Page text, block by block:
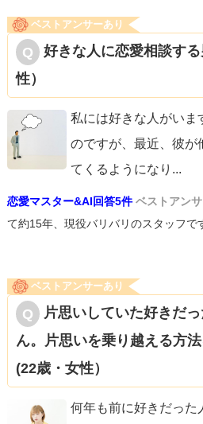
ベストアンサーあり
好きな人に恋愛相談す
性）
私には好きな人がいま
のですが、最近、彼が
てくるようになり ...
恋愛マスター&AI回答5件 ベストアン
て約15年、現役バリバリのスタッフで
ベストアンサーあり
片思いしていた好きだ
ん。片思いを乗り越える方法
(22歳・女性）
何年も前に好きだった